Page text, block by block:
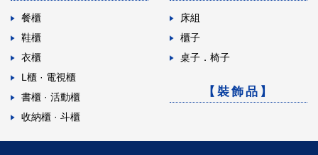
餐櫃
鞋櫃
衣櫃
L櫃 · 電視櫃
書櫃 · 活動櫃
收納櫃 · 斗櫃
床組
櫃子
桌子．椅子
【裝飾品】